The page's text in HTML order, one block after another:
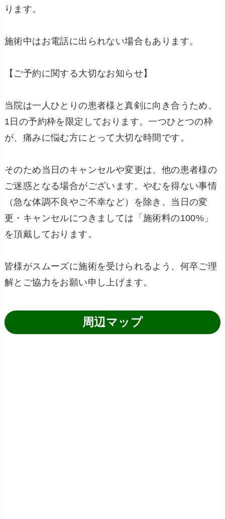
ります。
施術中はお電話に出られない場合もあります。
【ご予約に関する大切なお知らせ】
当院は一人ひとりの患者様と真剣に向き合うため、
1日の予約枠を限定しております。一つひとつの枠
が、痛みに悩む方にとって大切な時間です。
そのため当日のキャンセルや変更は、他の患者様の
ご迷惑となる場合がございます。やむを得ない事情
（急な体調不良やご不幸など）を除き、当日の変
更・キャンセルにつきましては「施術料の100%」
を頂戴しております。
皆様がスムーズに施術を受けられるよう、何卒ご理
解とご協力をお願い申し上げます。
周辺マップ